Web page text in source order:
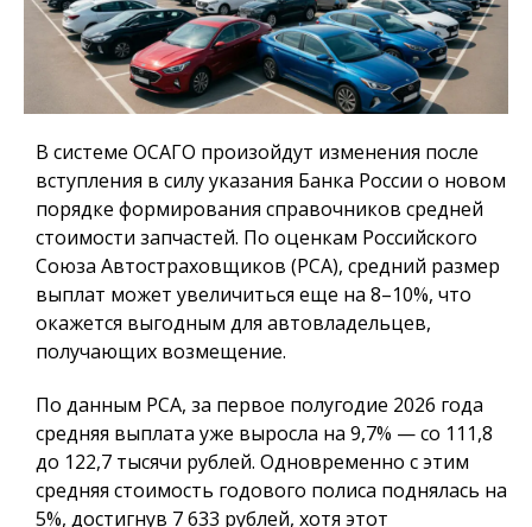
В системе ОСАГО произойдут изменения после
вступления в силу указания Банка России о новом
порядке формирования справочников средней
стоимости запчастей. По оценкам Российского
Союза Автостраховщиков (РСА), средний размер
выплат может увеличиться еще на 8–10%, что
окажется выгодным для автовладельцев,
получающих возмещение.
По данным РСА, за первое полугодие 2026 года
средняя выплата уже выросла на 9,7% — со 111,8
до 122,7 тысячи рублей. Одновременно с этим
средняя стоимость годового полиса поднялась на
5%, достигнув 7 633 рублей, хотя этот